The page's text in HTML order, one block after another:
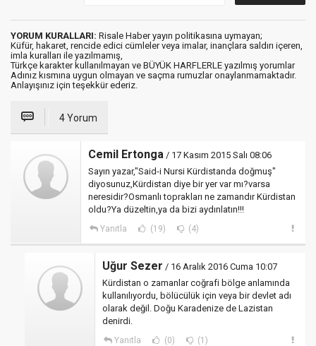
YORUM KURALLARI: Risale Haber yayın politikasına uymayan;
Küfür, hakaret, rencide edici cümleler veya imalar, inançlara saldırı içeren,
imla kuralları ile yazılmamış,
Türkçe karakter kullanılmayan ve BÜYÜK HARFLERLE yazılmış yorumlar
Adınız kısmına uygun olmayan ve saçma rumuzlar onaylanmamaktadır.
Anlayışınız için teşekkür ederiz.
4 Yorum
Cemil Ertonga / 17 Kasım 2015 Salı 08:06
Sayın yazar,"Said-i Nursi Kürdistanda doğmuş"
diyosunuz,Kürdistan diye bir yer var mı?varsa
neresidir?Osmanlı toprakları ne zamandır Kürdistan
oldu?Ya düzeltin,ya da bizi aydınlatın!!!
Yanıtla (19) (4)
Uğur Sezer / 16 Aralık 2016 Cuma 10:07
Kürdistan o zamanlar coğrafi bölge anlamında
kullanılıyordu, bölücülük için veya bir devlet adı
olarak değil. Doğu Karadenize de Lazistan
denirdi.
Yanıtla (0) (1)